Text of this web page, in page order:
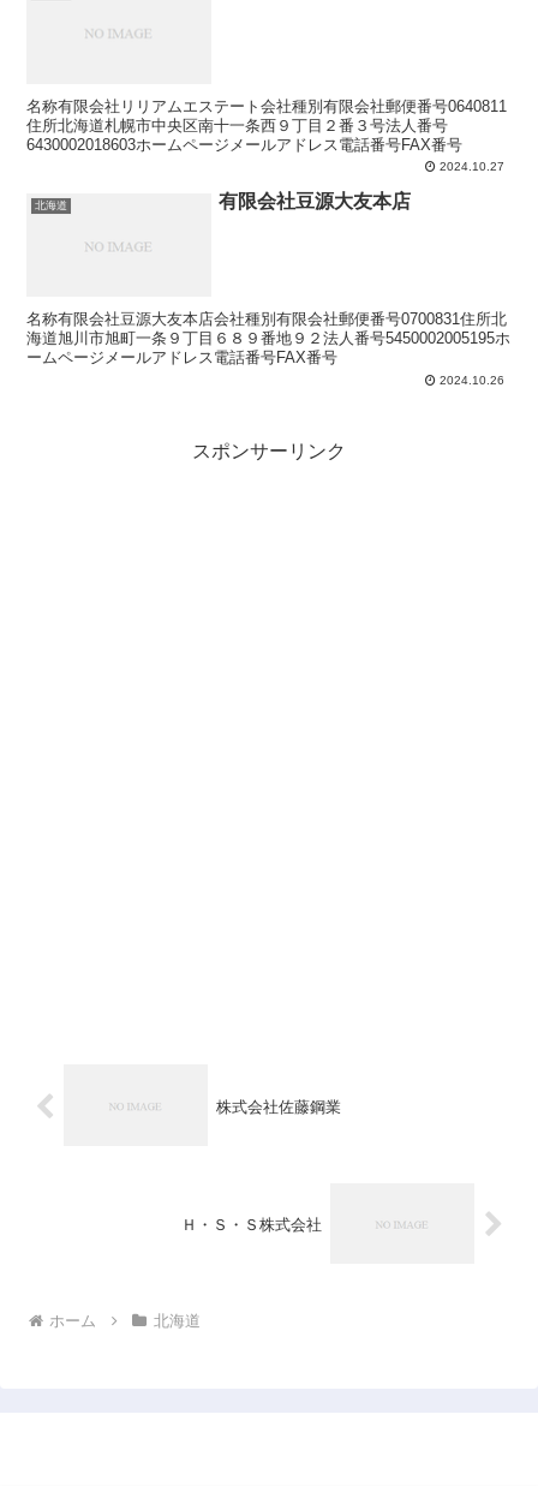
名称有限会社リリアムエステート会社種別有限会社郵便番号0640811
住所北海道札幌市中央区南十一条西９丁目２番３号法人番号
6430002018603ホームページメールアドレス電話番号FAX番号
2024.10.27
北海道 有限会社豆源大友本店
名称有限会社豆源大友本店会社種別有限会社郵便番号0700831住所北
海道旭川市旭町一条９丁目６８９番地９２法人番号5450002005195ホ
ームページメールアドレス電話番号FAX番号
2024.10.26
スポンサーリンク
株式会社佐藤鋼業
Ｈ・Ｓ・Ｓ株式会社
ホーム 北海道